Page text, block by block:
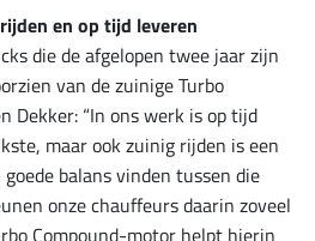
en op tijd leveren
die de afgelopen twee jaar zijn
van de zuinige Turbo
Dekker: “In ons werk is op tijd
maar ook zuinig rijden is een
balans vinden tussen die
onze chauffeurs daarin zoveel